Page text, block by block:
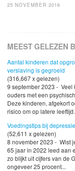
25 NOVEMBER 2016
MEEST GELEZEN
Aantal kinderen dat
verslaving is gegroeid
(316,667 x gelezen)
9 september 2023 - Veel
ouders met een
Deze kinderen, afgekort
risico om op latere
Voedingstips bij
(52,611 x gelezen)
8 november 2023 - Wist
65 jaar in 2022 leed aan
zo blijkt uit cijfers van de
ongeveer 25 procent...